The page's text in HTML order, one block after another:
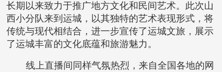
长期以来致力于推广地方文化和民间艺术。此次山
西小分队来到运城，以其独特的艺术表现形式，将
传统与现代相结合，进一步宣传了运城文旅，展示
了运城丰富的文化底蕴和旅游魅力。
线上直播间同样气氛热烈，来自全国各地的网